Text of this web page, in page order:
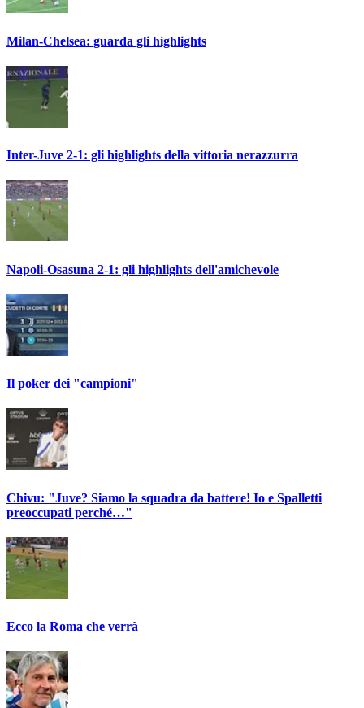
Milan-Chelsea: guarda gli highlights
Inter-Juve 2-1: gli highlights della vittoria nerazzurra
Napoli-Osasuna 2-1: gli highlights dell'amichevole
Il poker dei "campioni"
Chivu: "Juve? Siamo la squadra da battere! Io e Spalletti
preoccupati perché…"
Ecco la Roma che verrà